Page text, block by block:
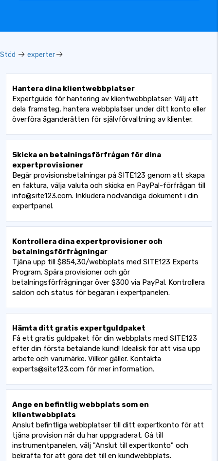
Stöd experter
Hantera dina klientwebbplatser
Expertguide för hantering av klientwebbplatser: Välj att
dela framsteg, hantera webbplatser under ditt konto eller
överföra äganderätten för självförvaltning av klienter.
Skicka en betalningsförfrågan för dina
expertprovisioner
Begär provisionsbetalningar på SITE123 genom att skapa
en faktura, välja valuta och skicka en PayPal-förfrågan till
info@site123.com. Inkludera nödvändiga dokument i din
expertpanel.
Kontrollera dina expertprovisioner och
betalningsförfrågningar
Tjäna upp till $854,30/webbplats med SITE123 Experts
Program. Spåra provisioner och gör
betalningsförfrågningar över $300 via PayPal. Kontrollera
saldon och status för begäran i expertpanelen.
Hämta ditt gratis expertguldpaket
Få ett gratis guldpaket för din webbplats med SITE123
efter din första betalande kund! Idealisk för att visa upp
arbete och varumärke. Villkor gäller. Kontakta
experts@site123.com för mer information.
Ange en befintlig webbplats som en
klientwebbplats
Anslut befintliga webbplatser till ditt expertkonto för att
tjäna provision när du har uppgraderat. Gå till
instrumentpanelen, välj "Anslut till expertkonto" och
bekräfta för att göra det till en kundwebbplats.